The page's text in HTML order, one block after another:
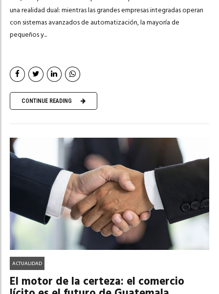
una realidad dual: mientras las grandes empresas integradas operan
con sistemas avanzados de automatización, la mayoría de
pequeños y...
CONTINUE READING
ACTUALIDAD
El motor de la certeza: el comercio